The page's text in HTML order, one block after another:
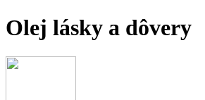
Olej lásky a dôvery